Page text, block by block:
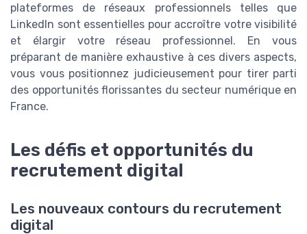
plateformes de réseaux professionnels telles que
LinkedIn sont essentielles pour accroître votre visibilité
et élargir votre réseau professionnel. En vous
préparant de manière exhaustive à ces divers aspects,
vous vous positionnez judicieusement pour tirer parti
des opportunités florissantes du secteur numérique en
France.
Les défis et opportunités du
recrutement digital
Les nouveaux contours du recrutement
digital